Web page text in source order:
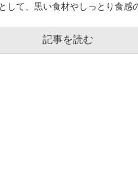
して、黒い食材やしっとり食感
記事を読む